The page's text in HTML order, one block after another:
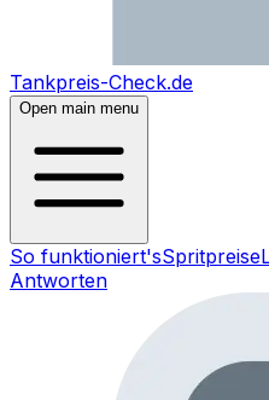
Tankpreis-Check.de
Open main menu
So funktioniert'sSpritpreise
Antworten